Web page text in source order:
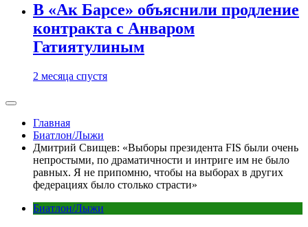
В «Ак Барсе» объяснили продление
контракта с Анваром
Гатиятулиным
2 месяца спустя
Главная
Биатлон/Лыжи
Дмитрий Свищев: «Выборы президента FIS были очень
непростыми, по драматичности и интриге им не было
равных. Я не припомню, чтобы на выборах в других
федерациях было столько страсти»
Биатлон/Лыжи